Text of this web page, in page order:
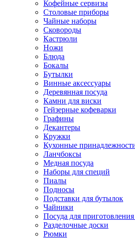
Кофейные сервизы
Столовые приборы
Чайные наборы
Сковороды
Кастрюли
Ножи
Блюда
Бокалы
Бутылки
Винные аксессуары
Деревянная посуда
Камни для виски
Гейзерные кофеварки
Графины
Декантеры
Кружки
Кухонные
Ланчбоксы
Медная посуда
Наборы для специй
Пиалы
Подносы
Подставки для бутылок
Чайники
Посуда для
Разделочные доски
Рюмки